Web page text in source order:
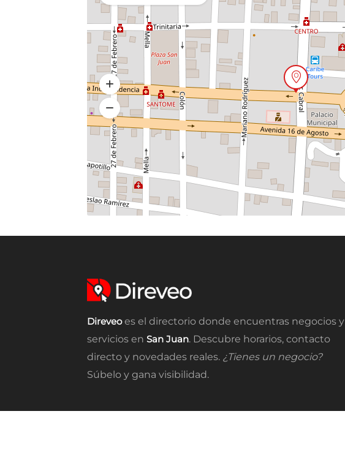
Direveoes el directorio donde encuentras negocios y
servicios en San Juan. Descubre horarios, contacto
directo y novedades reales. ¿Tienes un negocio?
Súbelo y gana visibilidad.